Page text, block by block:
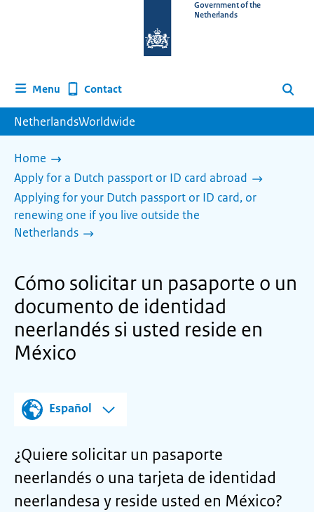
homepage
Government of the
Netherlands
Menu Contact Search
NetherlandsWorldwide
Home
Apply for a Dutch passport or ID card abroad
Applying for your Dutch passport or ID card, or
renewing one if you live outside the
Netherlands
Cómo solicitar un pasaporte o un
documento de identidad
neerlandés si usted reside en
México
Español
¿Quiere solicitar un pasaporte
neerlandés o una tarjeta de identidad
neerlandesa y reside usted en México?